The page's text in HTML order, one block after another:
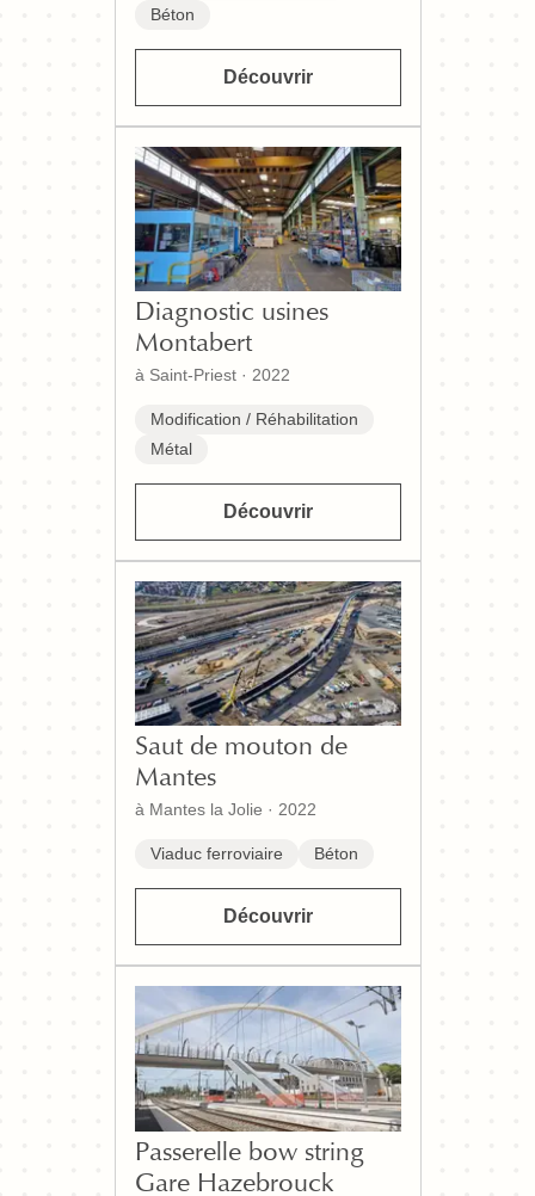
Béton
Découvrir
Diagnostic usines
Montabert
à Saint-Priest· 2022
Modification / Réhabilitation
Métal
Découvrir
Saut de mouton de
Mantes
à Mantes la Jolie · 2022
Viaduc ferroviaire Béton
Découvrir
Passerelle bow string
Gare Hazebrouck